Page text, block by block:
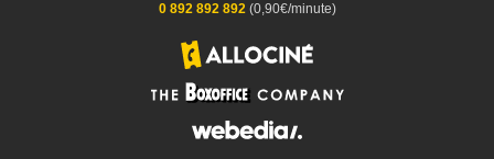
0 892 892 892(0,90€/minute)